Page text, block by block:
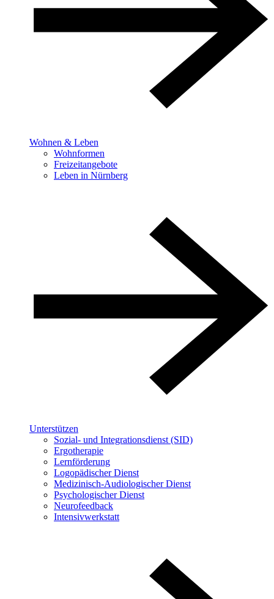
Wohnen & Leben
Wohnformen
Freizeitangebote
Leben in Nürnberg
Unterstützen
Sozial- und Integrationsdienst (SID)
Ergotherapie
Lernförderung
Logopädischer Dienst
Medizinisch-Audiologischer Dienst
Psychologischer Dienst
Neurofeedback
Intensivwerkstatt